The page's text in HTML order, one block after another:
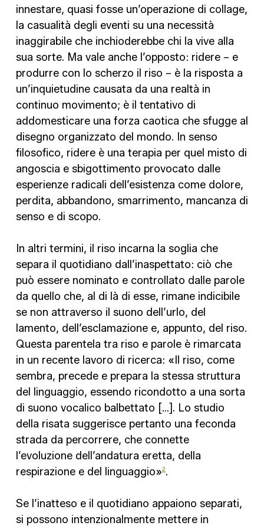
innestare, quasi fosse un’operazione di collage,
la casualità degli eventi su una necessità
inaggirabile che inchioderebbe chi la vive alla
sua sorte. Ma vale anche l’opposto: ridere – e
produrre con lo scherzo il riso – è la risposta a
un’inquietudine causata da una realtà in
continuo movimento; è il tentativo di
addomesticare una forza caotica che sfugge al
disegno organizzato del mondo. In senso
filosofico, ridere è una terapia per quel misto di
angoscia e sbigottimento provocato dalle
esperienze radicali dell’esistenza come dolore,
perdita, abbandono, smarrimento, mancanza di
senso e di scopo.
In altri termini, il riso incarna la soglia che
separa il quotidiano dall’inaspettato: ciò che
può essere nominato e controllato dalle parole
da quello che, al di là di esse, rimane indicibile
se non attraverso il suono dell’urlo, del
lamento, dell’esclamazione e, appunto, del riso.
Questa parentela tra riso e parole è rimarcata
in un recente lavoro di ricerca: «Il riso, come
sembra, precede e prepara la stessa struttura
del linguaggio, essendo ricondotto a una sorta
di suono vocalico balbettato […]. Lo studio
della risata suggerisce pertanto una feconda
strada da percorrere, che connette
l’evoluzione dell’andatura eretta, della
respirazione e del linguaggio»2.
Se l’inatteso e il quotidiano appaiono separati,
si possono intenzionalmente mettere in